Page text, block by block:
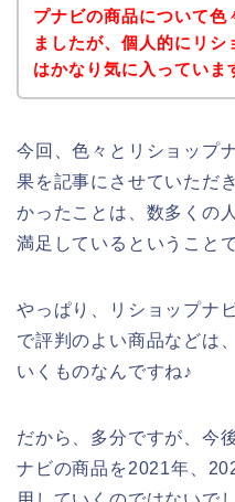
プナビの商品について色
ましたが、個人的にリシ
はかなり気に入っていま
今回、色々とリショップ
果を記事にさせていただ
かったことは、数多くの
満足しているということ
やっぱり、リショップナ
で評判のよい商品などは
いくものなんですね♪
だから、多分ですが、今
ナビの商品を2021年、